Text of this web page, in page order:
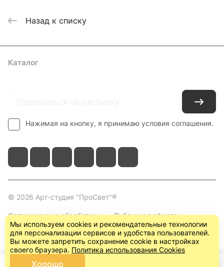
Назад к списку
Каталог
Нажимая на кнопку, я принимаю условия соглашения.
© 2026 Арт-студия "ПроСвет"®
Соглашение на обработку
персональных данных
Публичная оферта
(пользовательское
соглашение)
Мы используем cookies и рекомендательные технологии
для персонализации сервисов и удобства пользователей.
Вы можете запретить сохранение cookie в настройках
своего браузера. Политика использования Cookies
Хорошо